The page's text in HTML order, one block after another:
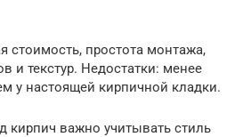
стоимость, простота монтажа,
и текстур. Недостатки: менее
у настоящей кирпичной кладки.
кирпич важно учитывать стиль